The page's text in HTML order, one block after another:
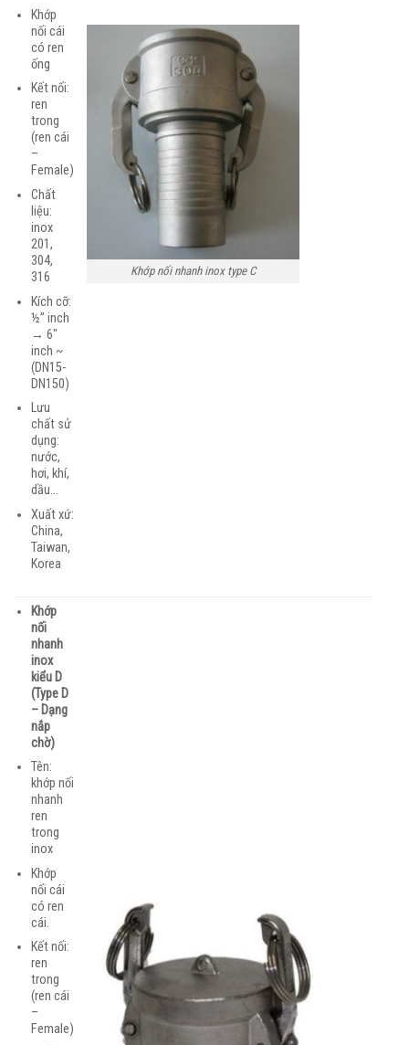
Khớp
nối cái
có ren
ống
Kết nối:
ren
trong
(ren cái
–
Female)
Chất
liệu:
inox
201,
304,
316
Kích cỡ:
½” inch
→ 6″
inch ~
(DN15-
DN150)
Lưu
chất sử
dụng:
nước,
hơi, khí,
dầu…
Xuất xứ:
China,
Taiwan,
Korea
Khớp nối nhanh inox type C
Khớp
nối
nhanh
inox
kiểu D
(Type D
– Dạng
nắp
chờ)
Tên:
khớp nối
nhanh
ren
trong
inox
Khớp
nối cái
có ren
cái.
Kết nối:
ren
trong
(ren cái
–
Female)